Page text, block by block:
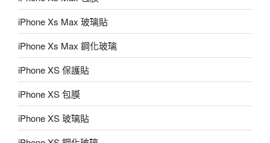
iPhone Xs Max 玻璃貼
iPhone Xs Max 鋼化玻璃
iPhone XS 保護貼
iPhone XS 包膜
iPhone XS 玻璃貼